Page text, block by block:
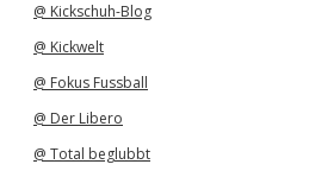
@ Kickschuh-Blog
@ Kickwelt
@ Fokus Fussball
@ Der Libero
@ Total beglubbt